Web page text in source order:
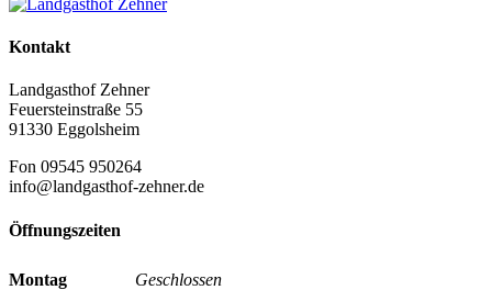
Kontakt
Landgasthof Zehner
Feuersteinstraße 55
91330 Eggolsheim
Fon 09545 950264
info@landgasthof-zehner.de
Öffnungszeiten
Montag
Geschlossen